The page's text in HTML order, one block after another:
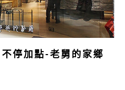
停加點-老舅的家鄉